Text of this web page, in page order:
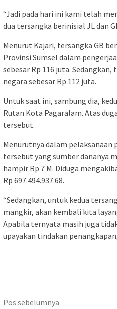
“Jadi pada hari ini kami telah
dua tersangka berinisial JL dan
Menurut Kajari, tersangka GB
Provinsi Sumsel dalam
sebesar Rp 116 juta.
negara sebesar Rp 112 juta.
Untuk saat ini, sambung dia,
Rutan Kota Pagaralam. Atas
tersebut.
Menurutnya dalam pelaksanaan
tersebut yang sumber dananya
hampir Rp 7 M. Diduga
Rp 697.494.937.68.
“Sedangkan, untuk kedua
mangkir, akan kembali kita
Apabila ternyata masih juga
upayakan tindakan
Navigasi
Pos sebelumnya